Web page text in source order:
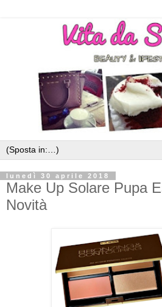
lunedì 30 aprile 2018
Make Up Solare Pupa
Novità